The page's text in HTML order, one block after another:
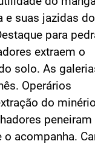
e suas jazidas do
para
extraem o
solo. As
Operários
do
peneiram
o acompanha.